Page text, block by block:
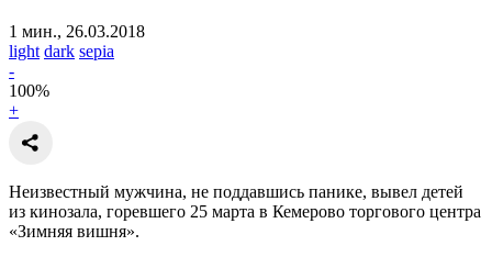
1 мин., 26.03.2018
light dark sepia
-
100%
+
Неизвестный мужчина, не поддавшись панике, вывел детей
из кинозала, горевшего 25 марта в Кемерово торгового центра
«Зимняя вишня».